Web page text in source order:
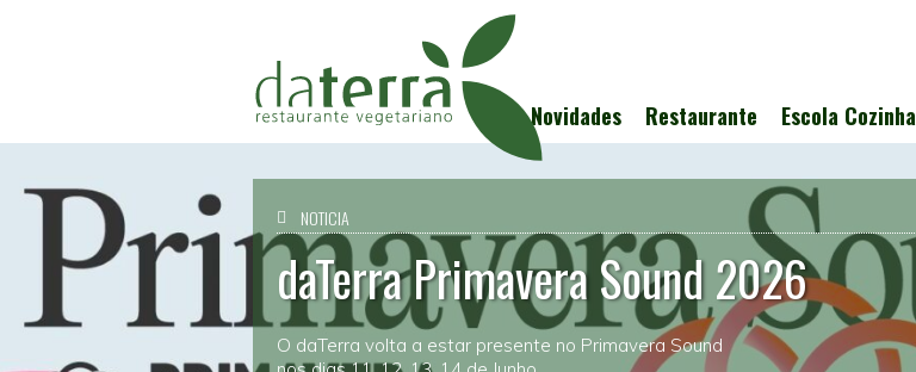
Novidades Restaurante Escola Cozinha
NOTICIA
daTerra Primavera Sound 2026
O daTerra volta a estar presente no Primavera Sound